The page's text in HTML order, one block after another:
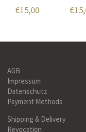
€15,00 €
AGB
Impressum
Datenschutz
Payment Methods
Shipping & Delivery
Revocation